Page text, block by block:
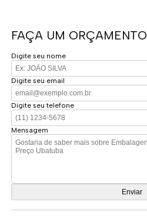
FAÇA UM ORÇAMENTO
Digite seu nome
Digite seu email
Digite seu telefone
Mensagem